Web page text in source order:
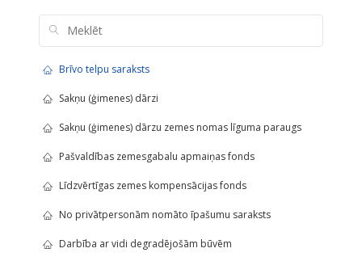
Brīvo telpu saraksts
Sakņu (ģimenes) dārzi
Sakņu (ģimenes) dārzu zemes nomas līguma paraugs
Pašvaldības zemesgabalu apmaiņas fonds
Līdzvērtīgas zemes kompensācijas fonds
No privātpersonām nomāto īpašumu saraksts
Darbība ar vidi degradējošām būvēm